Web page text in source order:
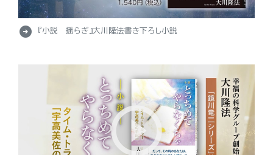
arrow_circle_right 『小説 揺らぎ』大川隆法書き下ろし小説